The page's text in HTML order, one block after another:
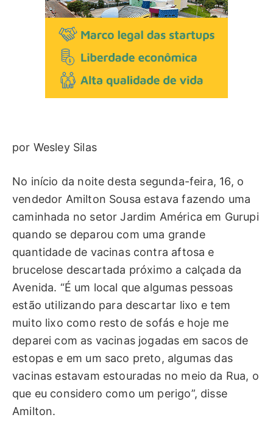
por Wesley Silas
No início da noite desta segunda-feira, 16, o
vendedor Amilton Sousa estava fazendo uma
caminhada no setor Jardim América em Gurupi
quando se deparou com uma grande
quantidade de vacinas contra aftosa e
brucelose descartada próximo a calçada da
Avenida. “É um local que algumas pessoas
estão utilizando para descartar lixo e tem
muito lixo como resto de sofás e hoje me
deparei com as vacinas jogadas em sacos de
estopas e em um saco preto, algumas das
vacinas estavam estouradas no meio da Rua, o
que eu considero como um perigo”, disse
Amilton.